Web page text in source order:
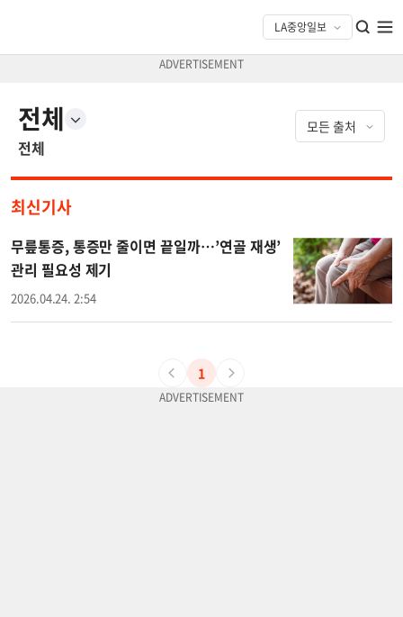
전체
전체
최신기사
무릎통증, 통증만 줄이면 끝일까…’연골 재생’
관리 필요성 제기
2026.04.24. 2:54
1